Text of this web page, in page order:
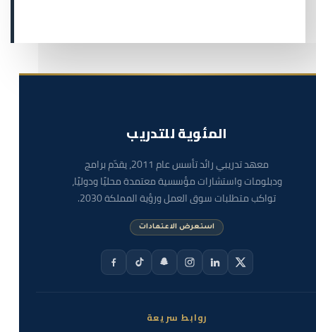
المئوية للتدريب
معهد تدريبي رائد تأسس عام 2011، يقدّم برامج
ودبلومات واستشارات مؤسسية معتمدة محليًا ودوليًا،
تواكب متطلبات سوق العمل ورؤية المملكة 2030.
استعرض الاعتمادات
روابط سريعة